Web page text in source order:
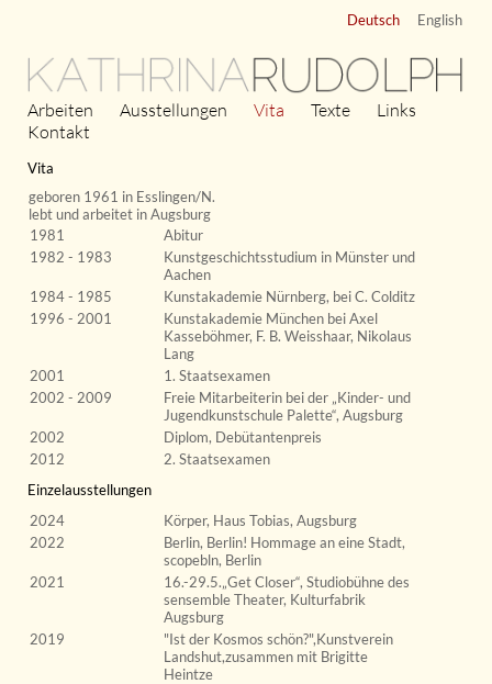
KATHRINARUDOLPH
Arbeiten
Ausstellungen Vita Texte
Links
Kontakt
Vita
geboren 1961 in Esslingen/N.
lebt und arbeitet in Augsburg
1981
Abitur
1982 - 1983
Kunstgeschichtsstudium in Münster und
Aachen
1984 - 1985
Kunstakademie Nürnberg, bei C. Colditz
1996 - 2001
Kunstakademie München bei Axel
Kasseböhmer, F. B. Weisshaar, Nikolaus
Lang
2001
1. Staatsexamen
2002 - 2009
Freie Mitarbeiterin bei der „Kinder- und
Jugendkunstschule Palette“, Augsburg
2002
Diplom, Debütantenpreis
2012
2. Staatsexamen
Einzelausstellungen
2024
Körper, Haus Tobias, Augsburg
2022
Berlin, Berlin! Hommage an eine Stadt,
scopebln, Berlin
2021
16.-29.5.„Get Closer“, Studiobühne des
sensemble Theater, Kulturfabrik
Augsburg
2019
"Ist der Kosmos schön?",Kunstverein
Landshut,zusammen mit Brigitte
Heintze
Deutsch English